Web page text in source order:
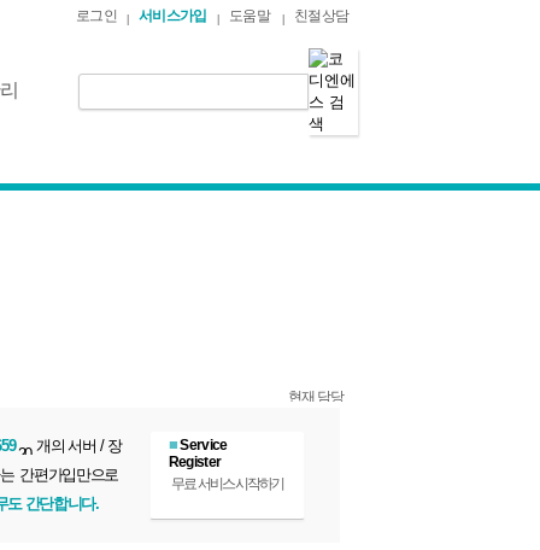
로그인 서비스가입 도움말 친절상담
개의 서버 / 장
간편가입만으로
도 간단합니다.
■Service
Register
무료 서비스 시작하기